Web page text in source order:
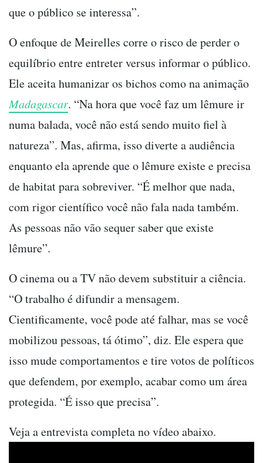
que o público se interessa”.
O enfoque de Meirelles corre o risco de perder o
equilíbrio entre entreter versus informar o público.
Ele aceita humanizar os bichos como na animação
Madagascar. “Na hora que você faz um lêmure ir
numa balada, você não está sendo muito fiel à
natureza”. Mas, afirma, isso diverte a audiência
enquanto ela aprende que o lêmure existe e precisa
de habitat para sobreviver. “É melhor que nada,
com rigor científico você não fala nada também.
As pessoas não vão sequer saber que existe
lêmure”.
O cinema ou a TV não devem substituir a ciência.
“O trabalho é difundir a mensagem.
Cientificamente, você pode até falhar, mas se você
mobilizou pessoas, tá ótimo”, diz. Ele espera que
isso mude comportamentos e tire votos de políticos
que defendem, por exemplo, acabar como um área
protegida. “É isso que precisa”.
Veja a entrevista completa no vídeo abaixo.